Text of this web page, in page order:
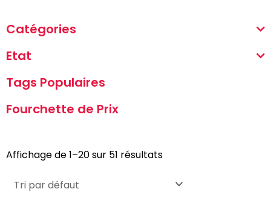
Catégories
Etat
Tags Populaires
Fourchette de Prix
Affichage de 1–20 sur 51 résultats